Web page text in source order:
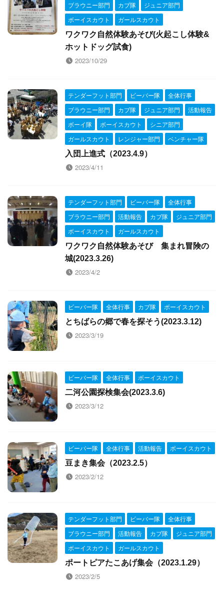
ブラウニー部門
カブ隊
ジュニア部門
ボーイスカウト
ガールスカウト
ワクワク自然体験あそび(火起こし体験&
ホットドッグ試食)
2023/10/29
テンダーフット部門 ビーバー隊
全体行事
ブラウニー部門
カブ隊 ジュニア部門
活動報告
ボーイ隊
ボーイスカウト
シニア部門
ガールスカウト
レンジャー部門
ベンチャー隊
入団上進式（2023.4.9）
2023/4/11
テンダーフット部門 ビーバー隊
全体行事
ブラウニー部門
活動報告 カブ隊
ジュニア部門
ボーイスカウト
ガールスカウト
ワクワク自然体験あそび 集まれ冒険の
城(2023.3.26)
2023/4/2
ビーバー隊 全体行事 カブ隊
ボーイスカウト
とちばらの郷で春を探そう(2023.3.12)
2023/3/19
ビーバー隊 全体行事
ボーイスカウト
二河公園探検集会(2023.3.6)
2023/3/12
ビーバー隊 全体行事 活動報告
ボーイスカウト
豆まき集会（2023.2.5）
2023/2/12
テンダーフット部門 ビーバー隊
全体行事
ブラウニー部門
活動報告 カブ隊
ジュニア部門
ボーイスカウト
ガールスカウト
ポートピアたこあげ集会（2023.1.29）
2023/2/5